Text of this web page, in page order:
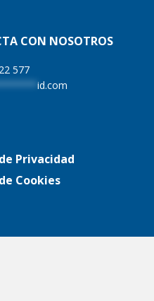
CON NOSOTROS
577
id.com
Privacidad
Cookies